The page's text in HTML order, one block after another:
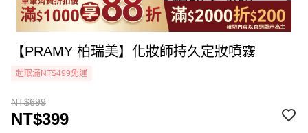
【PRAMY 柏瑞美】化妝師持久定妝噴霧
超取滿NT$499免運
NT$699
NT$399